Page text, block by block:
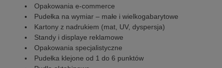
Opakowania e-commerce
Pudełka na wymiar – małe i wielkogabarytowe
Kartony z nadrukiem (mat, UV, dyspersja)
Standy i displaye reklamowe
Opakowania specjalistyczne
Pudełka klejone od 1 do 6 punktów